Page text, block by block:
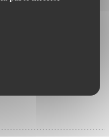
croustillante bien
37. sirwinston.fr